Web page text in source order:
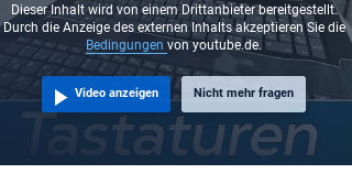
Dieser Inhalt wird von einem Drittanbieter bereitgestellt.
Durch die Anzeige des externen Inhalts akzeptieren Sie die
Bedingungen von youtube.de.
Video anzeigen Nicht mehr fragen